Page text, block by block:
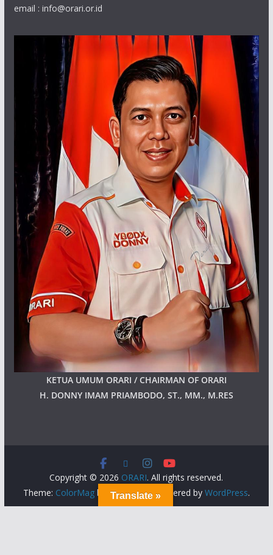
email : info@orari.or.id
KETUA UMUM ORARI / CHAIRMAN OF ORARI
H. DONNY IMAM PRIAMBODO, ST., MM., M.RES
Copyright © 2026 ORARI. All rights reserved.
Theme: ColorMagby ThemeGrill. Powered by WordPress.
Translate »